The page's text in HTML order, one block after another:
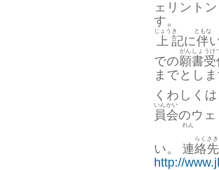
ェリント
す。
上
じょう
記
き
に伴
ともな
での願
がん
書
しょ
受
うけ
までとし
くわしく
員
いん
会
かい
のウ
い。 連
れん
絡
らく
先
さき
http://